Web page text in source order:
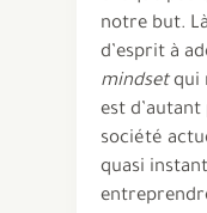
notre but.
d’esprit à
mindsetqui
est
société
quasi